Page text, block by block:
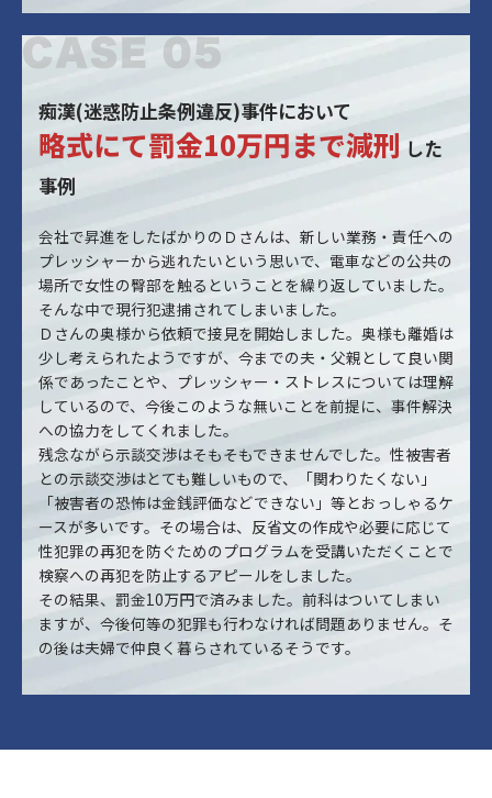
痴漢(迷惑防止条例違反)事件において
略式にて罰金10万円まで減刑 した
事例
会社で昇進をしたばかりのＤさんは、新しい業務・責任への
プレッシャーから逃れたいという思いで、電車などの公共の
場所で女性の臀部を触るということを繰り返していました。
そんな中で現行犯逮捕されてしまいました。
Ｄさんの奥様から依頼で接見を開始しました。奥様も離婚は
少し考えられたようですが、今までの夫・父親として良い関
係であったことや、プレッシャー・ストレスについては理解
しているので、今後このような無いことを前提に、事件解決
への協力をしてくれました。
残念ながら示談交渉はそもそもできませんでした。性被害者
との示談交渉はとても難しいもので、「関わりたくない」
「被害者の恐怖は金銭評価などできない」等とおっしゃるケ
ースが多いです。その場合は、反省文の作成や必要に応じて
性犯罪の再犯を防ぐためのプログラムを受講いただくことで
検察への再犯を防止するアピールをしました。
その結果、罰金10万円で済みました。前科はついてしまい
ますが、今後何等の犯罪も行わなければ問題ありません。そ
の後は夫婦で仲良く暮らされているそうです。